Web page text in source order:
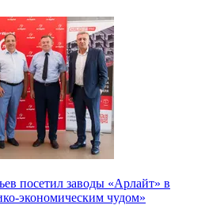
посетил заводы «Арлайт» в
экономическим чудом»